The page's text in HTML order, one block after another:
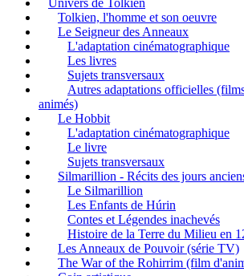
Univers de Tolkien
Tolkien, l'homme et son oeuvre
Le Seigneur des Anneaux
L'adaptation cinématographique
Les livres
Sujets transversaux
Autres adaptations officielles
animés)
Le Hobbit
L'adaptation cinématographique
Le livre
Sujets transversaux
Silmarillion - Récits des jours
Le Silmarillion
Les Enfants de Húrin
Contes et Légendes inachevés
Histoire de la Terre du Milieu en
Les Anneaux de Pouvoir (série TV)
The War of the Rohirrim (film